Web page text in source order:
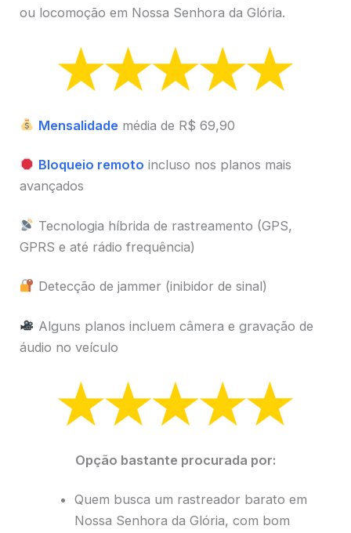
ou locomoção em Nossa Senhora da Glória.
Mensalidade média de R$ 69,90
Bloqueio remoto incluso nos planos mais
avançados
Tecnologia híbrida de rastreamento (GPS,
GPRS e até rádio frequência)
Detecção de jammer (inibidor de sinal)
Alguns planos incluem câmera e gravação de
áudio no veículo
Opção bastante procurada por:
Quem busca um rastreador barato em
Nossa Senhora da Glória, com bom